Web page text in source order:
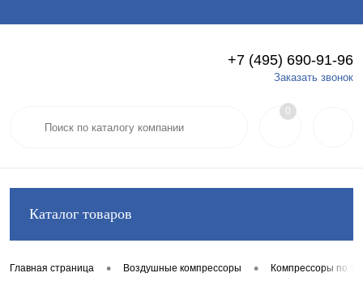
Вход Регистрация
+7 (495) 690-91-96
Заказать звонок
0
Каталог товаров
Главная страница • Воздушные компрессоры • Компрессоры по